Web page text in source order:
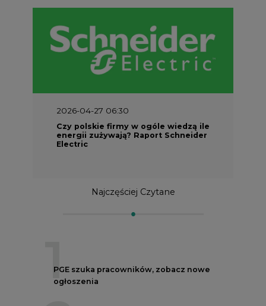
2026-04-27 06:30
Czy polskie firmy w ogóle wiedzą ile
energii zużywają? Raport Schneider
Electric
Najczęściej Czytane
1
PGE szuka pracowników, zobacz nowe
ogłoszenia